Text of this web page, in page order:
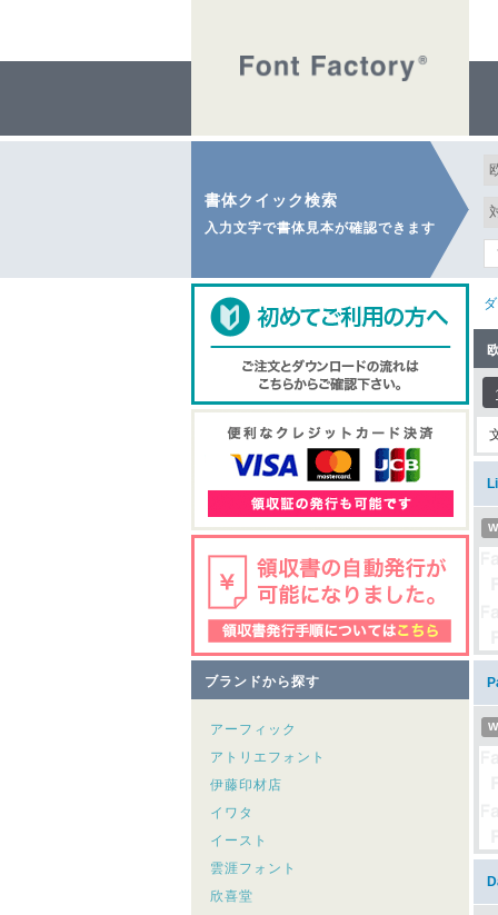
書体クイック検索
入力文字で書体見本が確認できます
ブランドから探す
アーフィック
アトリエフォント
伊藤印材店
イワタ
イースト
雲涯フォント
欣喜堂